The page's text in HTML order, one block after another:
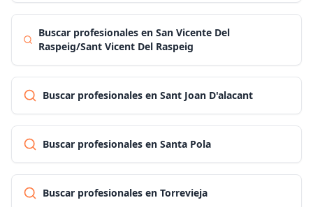
Buscar profesionales en San Vicente Del
Raspeig/Sant Vicent Del Raspeig
Buscar profesionales en Sant Joan D'alacant
Buscar profesionales en Santa Pola
Buscar profesionales en Torrevieja